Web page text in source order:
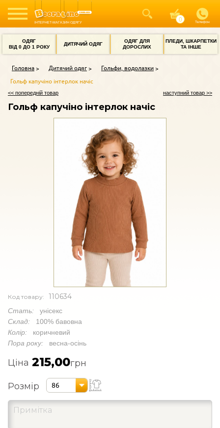
ІНТЕРНЕТ-МАГАЗИН ОДЯГУ Телефон
ОДЯГ
ВІД 0 ДО 1 РОКУ
ДИТЯЧИЙ ОДЯГ
ОДЯГ ДЛЯ
ДОРОСЛИХ
ПЛЕДИ, ШКАРПЕТКИ
ТА ІНШЕ
Головна Дитячий одяг
Гольфи, водолазки
Гольф капучіно інтерлок начіс
<< попередній товар наступний товар >>
Гольф капучіно інтерлок начіс
Код товару: 110634
Стать: унісекс
Склад: 100% бавовна
Колір: коричневий
Пора року: весна-осінь
Ціна 215,00грн
Розмір 86